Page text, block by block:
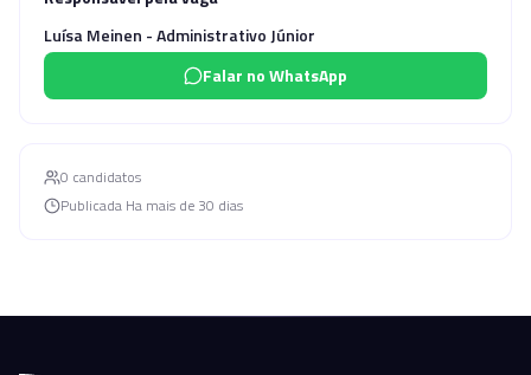
Luísa Meinen - Administrativo Júnior
Falar no WhatsApp
0 candidatos
Publicada Ha mais de 30 dias